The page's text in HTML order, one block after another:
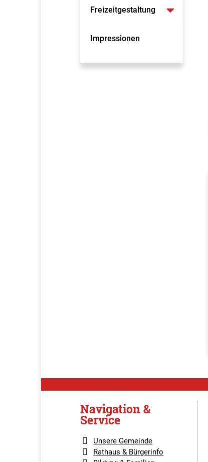
Freizeitgestaltung
Impressionen
Navigation &
Service
Unsere Gemeinde
Rathaus & Bürgerinfo